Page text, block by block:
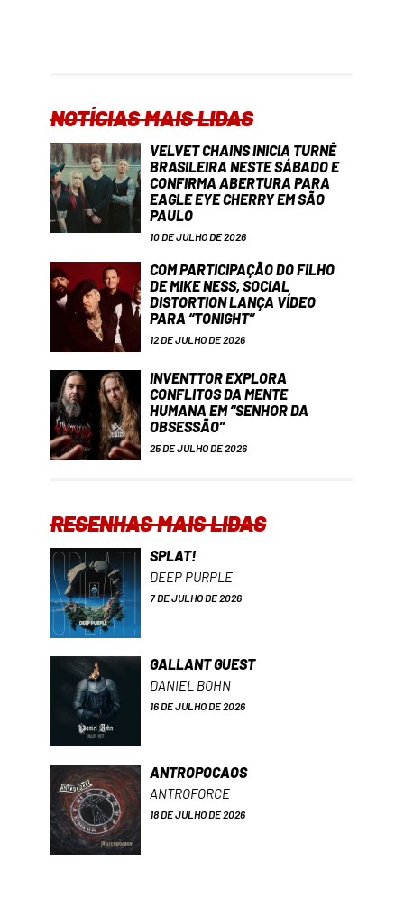
NOTÍCIAS MAIS LIDAS
VELVET CHAINS INICIA TURNÊ
BRASILEIRA NESTE SÁBADO E
CONFIRMA ABERTURA PARA
EAGLE EYE CHERRY EM SÃO
PAULO
10 DE JULHO DE 2026
COM PARTICIPAÇÃO DO FILHO
DE MIKE NESS, SOCIAL
DISTORTION LANÇA VÍDEO
PARA “TONIGHT”
12 DE JULHO DE 2026
INVENTTOR EXPLORA
CONFLITOS DA MENTE
HUMANA EM “SENHOR DA
OBSESSÃO”
25 DE JULHO DE 2026
RESENHAS MAIS LIDAS
SPLAT!
DEEP PURPLE
7 DE JULHO DE 2026
GALLANT GUEST
DANIEL BOHN
16 DE JULHO DE 2026
ANTROPOCAOS
ANTROFORCE
18 DE JULHO DE 2026